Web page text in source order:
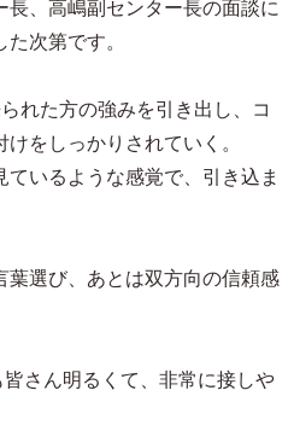
、高嶋副センター長の面談に
次第です。
れた方の強みを引き出し、コ
をしっかりされていく。
いるような感覚で、引き込ま
葉選び、あとは双方向の信頼感
さん明るくて、非常に接しや